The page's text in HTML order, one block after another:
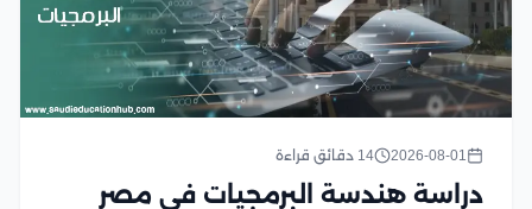
2026-08-01 14 دقائق قراءة
دراسة هندسة البرمجيات في مصر